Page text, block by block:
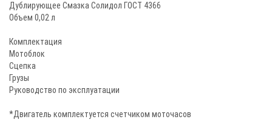
Дублирующее Смазка Солидол ГОСТ 4366
Объем 0,02 л
Комплектация
Мотоблок
Сцепка
Грузы
Руководство по эксплуатации
*Двигатель комплектуется счетчиком моточасов